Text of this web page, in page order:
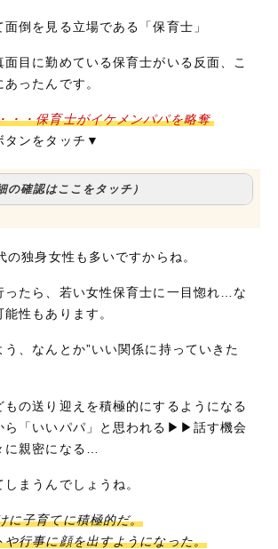
倒を見る立場である「保育士」
目に勤めている保育士がいる反面、こ
ったんです。
・・保育士がイケメンパパを略奪
タンをタッチ▼
の確認はここをタッチ）
の独身女性も多いですからね。
ったら、若い女性保育士に一目惚れ…な
性もあります。
う、なんとか”いい関係に持っていきた
もの送り迎えを積極的にするようになる
「いいパパ」と思われる▶▶話す機会
親密になる…
まうんでしょうね。
に子育てに積極的だ。
や行事に顔を出すようになった。